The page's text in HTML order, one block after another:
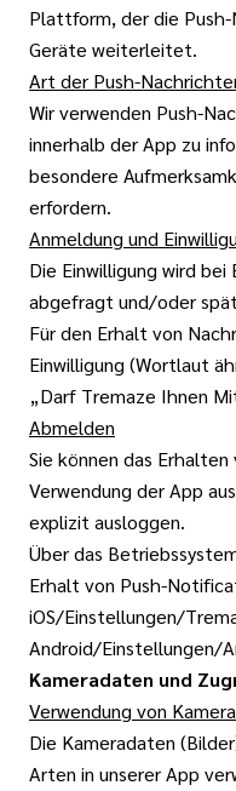
Plattform, der die
Geräte weiterleitet.
Art der Push-
Wir verwenden Push-
innerhalb der App zu
besondere
erfordern.
Anmeldung und
Die Einwilligung wird
abgefragt und/oder
Für den Erhalt von
Einwilligung (Wortlaut
„Darf Tremaze Ihnen
Abmelden
Sie können das
Verwendung der App
explizit ausloggen.
Über das
Erhalt von Push-
iOS/Einstellungen/
Android/Einstellungen/
Kameradaten und
Verwendung von
Die Kameradaten
Arten in unserer App